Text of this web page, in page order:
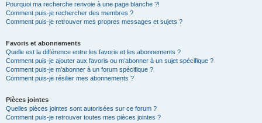
Pourquoi ma recherche renvoie à une page blanche ?!
Comment puis-je rechercher des membres ?
Comment puis-je retrouver mes propres messages et sujets ?
Favoris et abonnements
Quelle est la différence entre les favoris et les abonnements ?
Comment puis-je ajouter aux favoris ou m’abonner à un sujet spécifique ?
Comment puis-je m’abonner à un forum spécifique ?
Comment puis-je résilier mes abonnements ?
Pièces jointes
Quelles pièces jointes sont autorisées sur ce forum ?
Comment puis-je retrouver toutes mes pièces jointes ?